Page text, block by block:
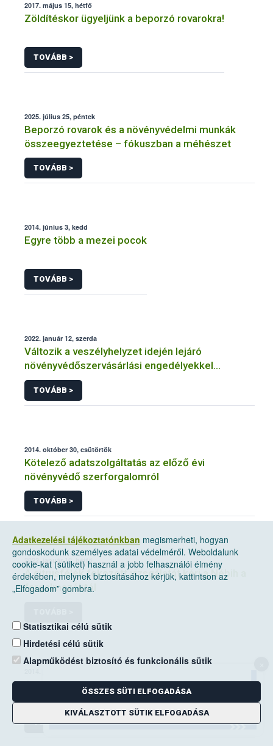
2017. május 15, hétfő
Zöldítéskor ügyeljünk a beporzó rovarokra!
TOVÁBB >
2025. július 25, péntek
Beporzó rovarok és a növényvédelmi munkák
összeegyeztetése – fókuszban a méhészet
TOVÁBB >
2014. június 3, kedd
Egyre több a mezei pocok
TOVÁBB >
2022. január 12, szerda
Változik a veszélyhelyzet idején lejáró
növényvédőszervásárlási engedélyekkel
kapcsolatos szabályozás
TOVÁBB >
2014. október 30, csütörtök
Kötelező adatszolgáltatás az előző évi
növényvédő szerforgalomról
TOVÁBB >
2022. január 10, hétfő
A citrusfélék fokozott vizsgálatát kéri a Nébih a
forgalmazóktól
A mezei pocok elleni védekezési kötelezettség
a földhasználók kiemelt feladata
TOVÁBB >
Adatkezelési tájékoztatónkban megismerheti, hogyan
gondoskodunk személyes adatai védelméről. Weboldalunk
cookie-kat (sütiket) használ a jobb felhasználói élmény
érdekében, melynek biztosításához kérjük, kattintson az
„Elfogadom” gombra.
Statisztikai célú sütik
Hirdetési célú sütik
Alapműködést biztosító és funkcionális sütik
ÖSSZES SÜTI ELFOGADÁSA
KIVÁLASZTOTT SÜTIK ELFOGADÁSA